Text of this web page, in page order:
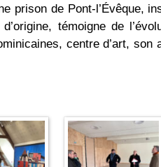
prison de Pont-l’Évêque,
témoigne de
centre d’art, son